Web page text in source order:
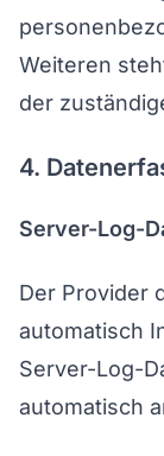
Weiteren
der
4.
Server-Log-
Der Provider
automatisch
Server-Log-
automatisch